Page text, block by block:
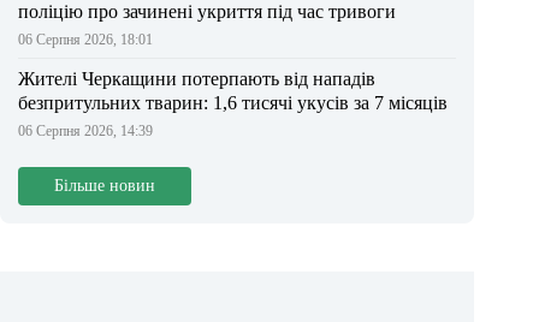
поліцію про зачинені укриття під час тривоги
06 Серпня 2026, 18:01
Жителі Черкащини потерпають від нападів
безпритульних тварин: 1,6 тисячі укусів за 7 місяців
06 Серпня 2026, 14:39
Більше новин